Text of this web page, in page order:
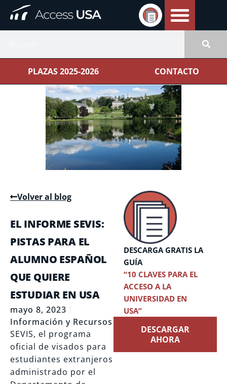
PLAZAS 2025-2026 CONTACTO
Volver al blog
EL INFORME SEVIS:
PISTAS PARA EL
ALUMNO ESPAÑOL
QUE QUIERE
ESTUDIAR EN USA
mayo 8, 2023
Información y Recursos
SEVIS, el programa
oficial de visados para
estudiantes extranjeros
administrado por el
DESCARGA GRATIS LA
GUÍA
“10 CLAVES PARA EL
ACCESO A LA
UNIVERSIDAD EN
USA”
DESCARGAR
AHORA